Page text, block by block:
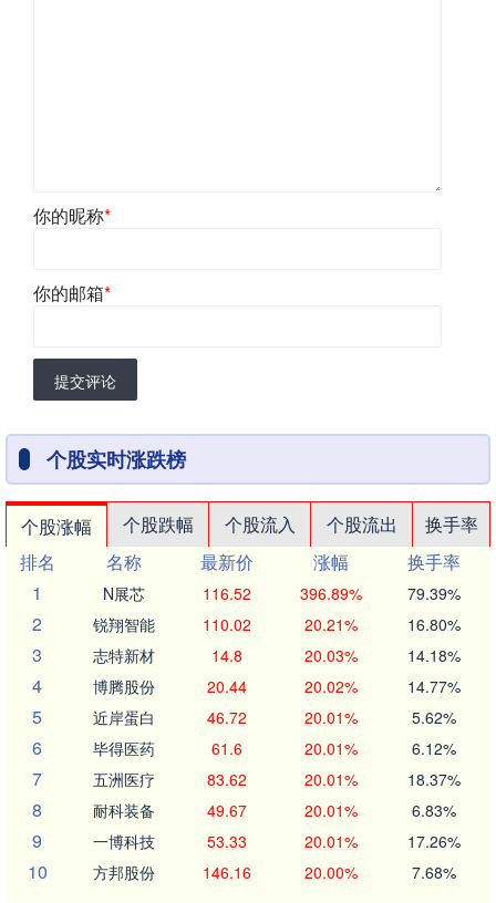
你的昵称*
你的邮箱*
提交评论
个股实时涨跌榜
个股涨幅 个股跌幅 个股流入 个股流出
换手率
排名
名称 最新价 涨幅
换手率
1
N展芯 116.52 396.89% 79.39%
2 锐翔智能 110.02 20.21% 16.80%
3 志特新材 14.8 20.03% 14.18%
4 博腾股份 20.44 20.02% 14.77%
5 近岸蛋白 46.72 20.01% 5.62%
6 毕得医药 61.6 20.01% 6.12%
7 五洲医疗 83.62 20.01% 18.37%
8 耐科装备 49.67 20.01% 6.83%
9 一博科技 53.33 20.01% 17.26%
10 方邦股份 146.16 20.00% 7.68%